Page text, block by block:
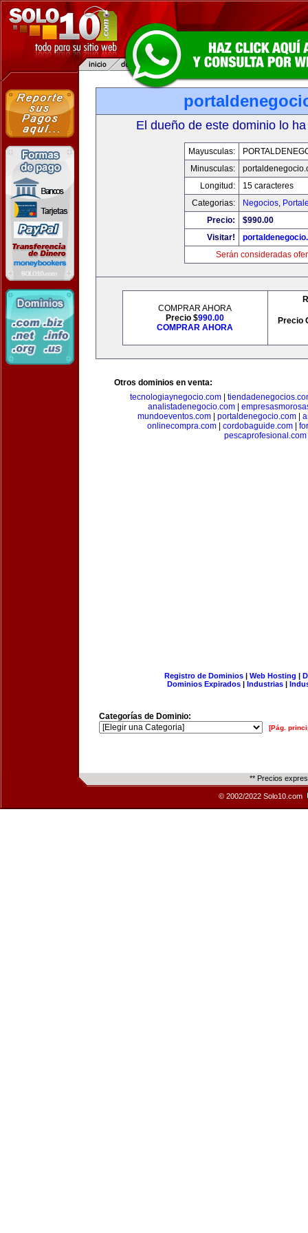
El dueño de este dominio lo
Mayusculas:
Minusculas:
Longitud:
15 caracteres
Categorias:
Negocios,
Precio:
$990.00
Visitar!
Serán consideradas
COMPRAR AHORA
Precio $990.00
COMPRAR AHORA
Precio
Otros dominios en venta:
tecnologiaynegocio.com
analistadenegocio.com
mundoeventos.com| portaldenegocio.com|
onlinecompra.com| cordobaguide.com|
pescaprofesional.com
Registro de Dominios| Web Hosting |
Dominios Expirados | Industrias |
Categorías de Dominio:
[Pág.
** Precios
© 2002/2022 Solo10.com